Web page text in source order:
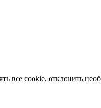
все cookie, отклонить